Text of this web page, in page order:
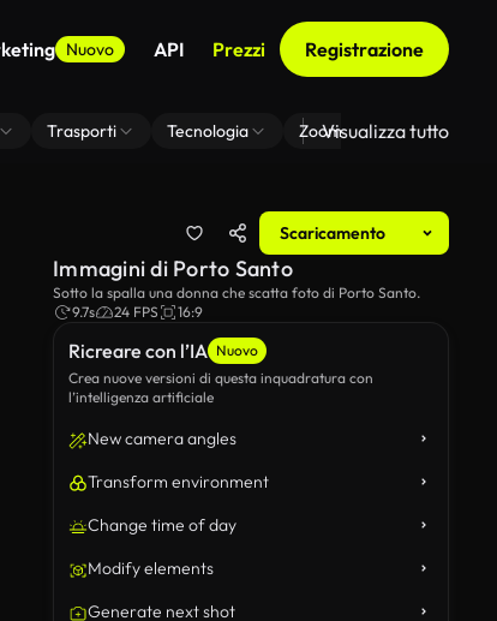
Nuovo API Prezzi Registrazione
Trasporti Tecnologia Zoom Di Sfondo Virtuale
Visualizza tutto
Scaricamento
Ricreare con l’IA Nuovo
Crea nuove versioni di questa inquadratura con
l’intelligenza artificiale
New camera angles
Transform environment
Change time of day
Modify elements
Generate next shot
Immagini di Porto Santo
Sotto la spalla una donna che scatta foto di Porto Santo.
9.7s
24 FPS 16:9